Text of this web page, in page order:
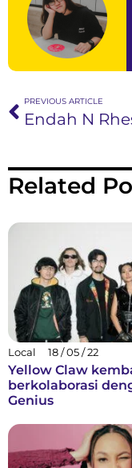
PREVIOUS ARTICLE
Related
Local 18 / 05 / 22
Yellow Claw
berkolaborasi
Genius